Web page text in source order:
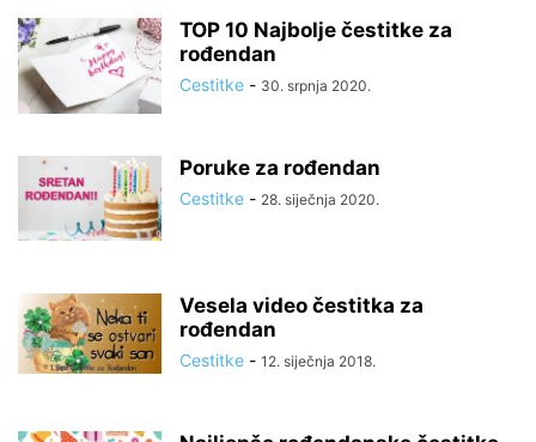
TOP 10 Najbolje čestitke za
rođendan
Cestitke - 30. srpnja 2020.
Poruke za rođendan
Cestitke - 28. siječnja 2020.
Vesela video čestitka za
rođendan
Cestitke - 12. siječnja 2018.